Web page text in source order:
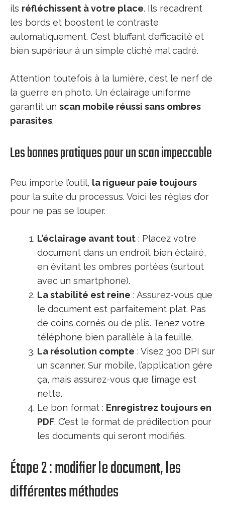
ils réfléchissent à votre place. Ils recadrent
les bords et boostent le contraste
automatiquement. C’est bluffant d’efficacité et
bien supérieur à un simple cliché mal cadré.
Attention toutefois à la lumière, c’est le nerf de
la guerre en photo. Un éclairage uniforme
garantit un scan mobile réussi sans ombres
parasites.
Les bonnes pratiques pour un scan impeccable
Peu importe l’outil, la rigueur paie toujours
pour la suite du processus. Voici les règles d’or
pour ne pas se louper.
L’éclairage avant tout : Placez votre
document dans un endroit bien éclairé,
en évitant les ombres portées (surtout
avec un smartphone).
La stabilité est reine : Assurez-vous que
le document est parfaitement plat. Pas
de coins cornés ou de plis. Tenez votre
téléphone bien parallèle à la feuille.
La résolution compte : Visez 300 DPI sur
un scanner. Sur mobile, l’application gère
ça, mais assurez-vous que l’image est
nette.
Le bon format : Enregistrez toujours en
PDF. C’est le format de prédilection pour
les documents qui seront modifiés.
Étape 2 : modifier le document, les
différentes méthodes